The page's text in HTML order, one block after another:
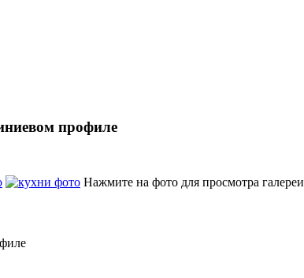
профиле
Нажмите на фото для просмотра галереи